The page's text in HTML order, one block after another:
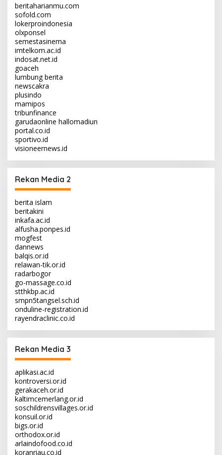
beritaharianmu.com
sofold.com
lokerproindonesia
olxponsel
semestasinema
imtelkom.ac.id
indosat.net.id
goaceh
lumbung berita
newscakra
plusindo
mamipos
tribunfinance
garudaonline hallomadiun
portal.co.id
sportivo.id
visioneernews.id
Rekan Media 2
berita islam
beritakini
inkafa.ac.id
alfusha.ponpes.id
mogfest
dannews
balqis.or.id
relawan-tik.or.id
radarbogor
go-massage.co.id
stthkbp.ac.id
smpn5tangsel.sch.id
onduline-registration.id
rayendraclinic.co.id
Rekan Media 3
aplikasi.ac.id
kontroversi.or.id
gerakaceh.or.id
kaltimcemerlang.or.id
soschildrensvillages.or.id
konsuil.or.id
bigs.or.id
orthodox.or.id
arlaindofood.co.id
koranriau.co.id